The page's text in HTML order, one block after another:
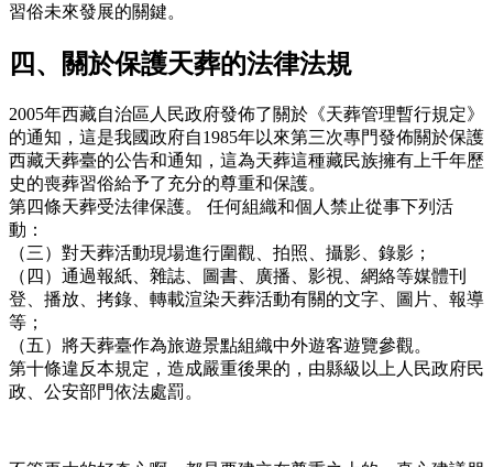
習俗未來發展的關鍵。
四、關於保護天葬的法律法規
2005年西藏自治區人民政府發佈了關於《天葬管理暫行規定》
的通知，這是我國政府自1985年以來第三次專門發佈關於保護
西藏天葬臺的公告和通知，這為天葬這種藏民族擁有上千年歷
史的喪葬習俗給予了充分的尊重和保護。
第四條天葬受法律保護。 任何組織和個人禁止從事下列活
動：
（三）對天葬活動現場進行圍觀、拍照、攝影、錄影；
（四）通過報紙、雜誌、圖書、廣播、影視、網絡等媒體刊
登、播放、拷錄、轉載渲染天葬活動有關的文字、圖片、報導
等；
（五）將天葬臺作為旅遊景點組織中外遊客遊覽參觀。
第十條違反本規定，造成嚴重後果的，由縣級以上人民政府民
政、公安部門依法處罰。